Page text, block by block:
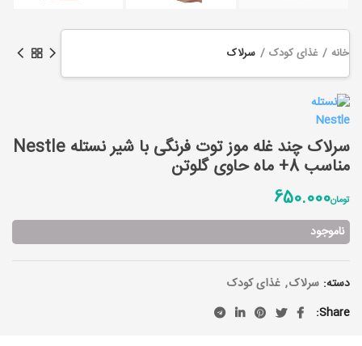
خانه غذای کودک سرلاک
سرلاک چند غله موز توت فرنگی با شیر نستله Nestle
مناسب 8+ ماه حاوی گلوتن
تومان650.000
ناموجود
دسته: سرلاک, غذای کودک
Share